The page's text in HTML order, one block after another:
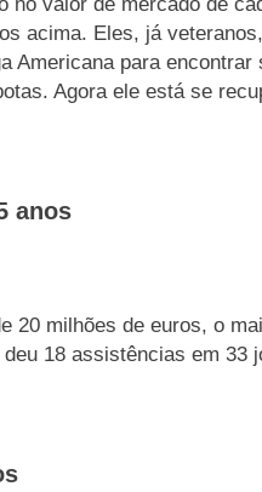
acima. Eles, já
Americana para
Agora ele está se
anos
20 milhões de euros, o
18 assistências em 33